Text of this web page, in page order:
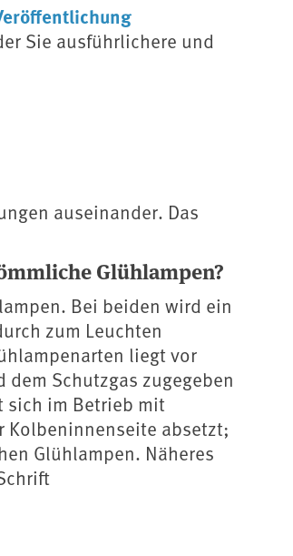
Sie ausführlichere und
auseinander. Das
Glühlampen?
Bei beiden wird ein
zum Leuchten
liegt vor
Schutzgas zugegeben
sich im Betrieb mit
Kolbeninnenseite absetzt;
Glühlampen. Näheres